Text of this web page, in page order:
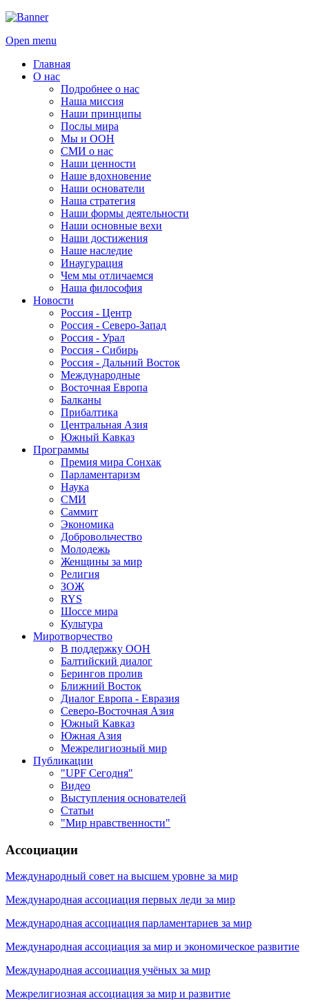
Open menu
Главная
О нас
Подробнее о нас
Наша миссия
Наши принципы
Послы мира
Мы и ООН
СМИ о нас
Наши ценности
Наше вдохновение
Наши основатели
Наша стратегия
Наши формы деятельности
Наши основные вехи
Наши достижения
Наше наследие
Инаугурация
Чем мы отличаемся
Наша философия
Новости
Россия - Центр
Россия - Северо-Запад
Россия - Урал
Россия - Сибирь
Россия - Дальний Восток
Международные
Восточная Европа
Балканы
Прибалтика
Центральная Азия
Южный Кавказ
Программы
Премия мира Сонхак
Парламентаризм
Наука
СМИ
Саммит
Экономика
Добровольчество
Молодежь
Женщины за мир
Религия
ЗОЖ
RYS
Шоссе мира
Культура
Миротворчество
В поддержку ООН
Балтийский диалог
Берингов пролив
Ближний Восток
Диалог Европа - Евразия
Северо-Восточная Азия
Южный Кавказ
Южная Азия
Межрелигиозный мир
Публикации
"UPF Сегодня"
Видео
Выступления основателей
Статьи
"Мир нравственности"
Ассоциации
Международный совет на высшем уровне за мир
Международная ассоциация первых леди за мир
Международная ассоциация парламентариев за мир
Международная ассоциация за мир и экономическое развитие
Международная ассоциация учёных за мир
Межрелигиозная ассоциация за мир и развитие